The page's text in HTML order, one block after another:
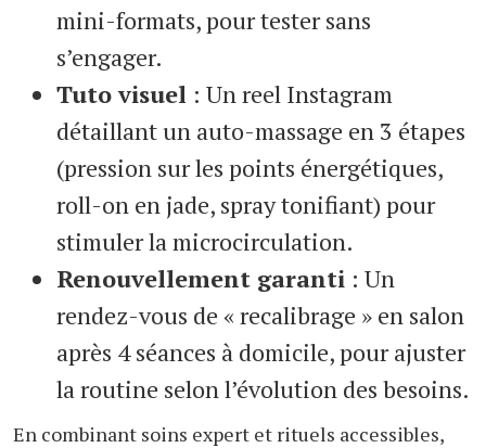
mini-formats, pour tester sans
s’engager.
Tuto visuel : Un reel Instagram
détaillant un auto-massage en 3 étapes
(pression sur les points énergétiques,
roll-on en jade, spray tonifiant) pour
stimuler la microcirculation.
Renouvellement garanti : Un
rendez-vous de « recalibrage » en salon
après 4 séances à domicile, pour ajuster
la routine selon l’évolution des besoins.
En combinant soins expert et rituels accessibles,